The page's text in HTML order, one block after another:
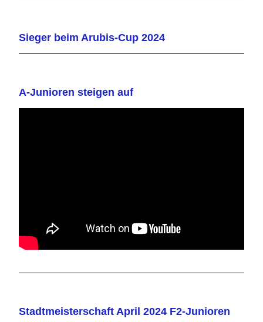
Sieger beim Arubis-Cup 2024
A-Junioren steigen auf
Stadtmeisterschaft April 2024 F2-Junioren